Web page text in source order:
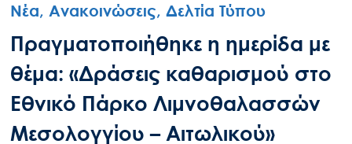
Νέα, Ανακοινώσεις, Δελτία Τύπου
Πραγματοποιήθηκε η ημερίδα με
θέμα: «Δράσεις καθαρισμού στο
Εθνικό Πάρκο Λιμνοθαλασσών
Μεσολογγίου – Αιτωλικού»